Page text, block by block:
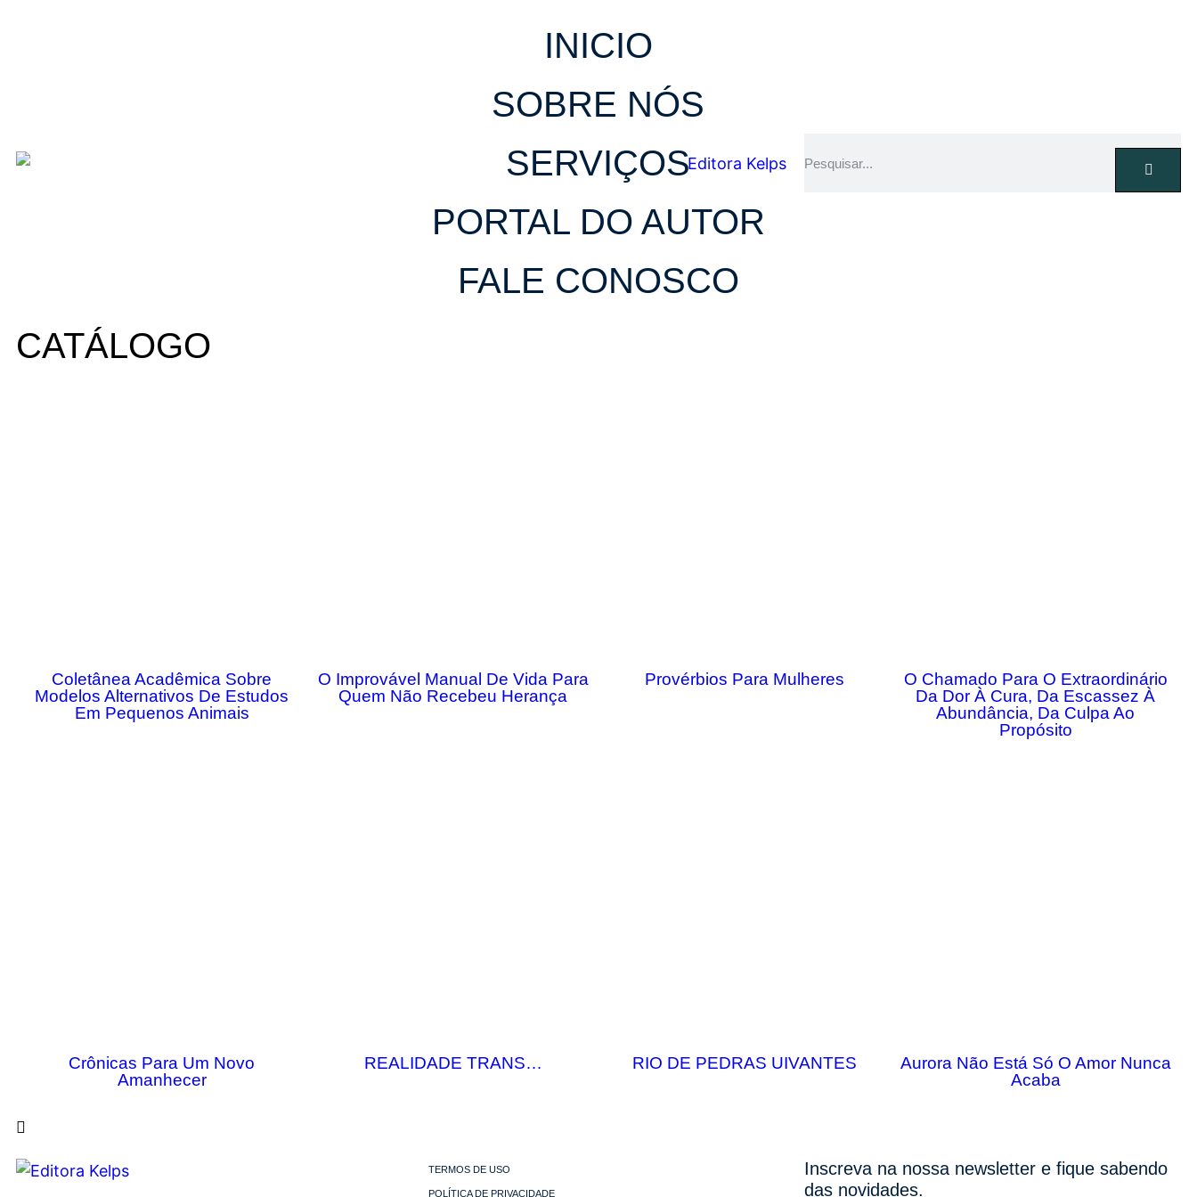
INICIO
SOBRE NÓS
SERVIÇOS
PORTAL DO AUTOR
FALE CONOSCO
CATÁLOGO
Coletânea Acadêmica Sobre
Modelos Alternativos De Estudos
Em Pequenos Animais
O Improvável Manual De Vida Para
Quem Não Recebeu Herança
Provérbios Para Mulheres
O Chamado Para O Extraordinário
Da Dor À Cura, Da Escassez À
Abundância, Da Culpa Ao
Propósito
Crônicas Para Um Novo
Amanhecer
REALIDADE TRANS… RIO DE PEDRAS UIVANTES
Aurora Não Está Só O Amor Nunca
Acaba
TERMOS DE USO
POLÍTICA DE PRIVACIDADE
Inscreva na nossa newsletter e fique sabendo
das novidades.